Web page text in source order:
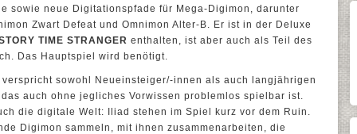
sowie neue Digitationspfade für Mega-Digimon, darunter
Zwart Defeat und Omnimon Alter-B. Er ist in der Deluxe
TIME STRANGER enthalten, ist aber auch als Teil des
Das Hauptspiel wird benötigt.
verspricht sowohl Neueinsteiger/-innen als auch langjährigen
auch ohne jegliches Vorwissen problemlos spielbar ist.
die digitale Welt: Iliad stehen im Spiel kurz vor dem Ruin.
Digimon sammeln, mit ihnen zusammenarbeiten, die